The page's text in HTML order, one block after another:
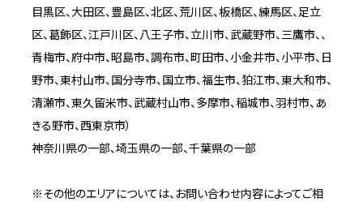
目黒区、大田区、豊島区、北区、荒川区、板橋区、練馬区、足立
区、葛飾区、江戸川区、八王子市、立川市、武蔵野市、三鷹市、、
青梅市、府中市、昭島市、調布市、町田市、小金井市、小平市、日
野市、東村山市、国分寺市、国立市、福生市、狛江市、東大和市、
清瀬市、東久留米市、武蔵村山市、多摩市、稲城市、羽村市、あ
きる野市、西東京市）
神奈川県の一部、埼玉県の一部、千葉県の一部
※その他のエリアについては、お問い合わせ内容によってご相